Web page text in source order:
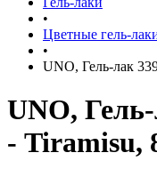
•
Цветные гель-
•
UNO, Гель-лак
UNO,
- Tiramisu,